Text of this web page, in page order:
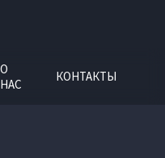
О
НАС
КОНТАКТЫ